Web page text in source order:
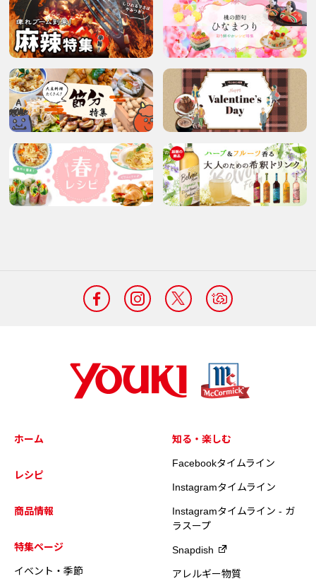
ホーム
レシピ
商品情報
特集ページ
イベント・季節
知る・楽しむ
Facebookタイムライン
Instagramタイムライン
Instagramタイムライン - ガ
ラスープ
Snapdish
アレルギー物質